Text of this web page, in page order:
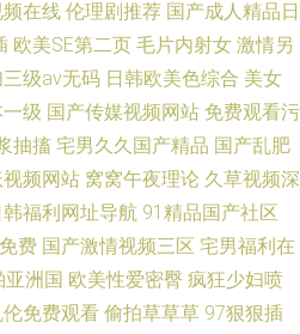
在线 伦理剧推荐 国产成人精品日
欧美SE第二页 毛片内射女 激情另
级av无码 日韩欧美色综合 美女
级 国产传媒视频网站 免费观看污
抽搐 宅男久久国产精品 国产乱肥
频网站 窝窝午夜理论 久草视频深
韩福利网址导航 91精品国产社区
费 国产激情视频三区 宅男福利在
亚洲国 欧美性爱密臀 疯狂少妇喷
免费观看 偷拍草草草 97狠狠插